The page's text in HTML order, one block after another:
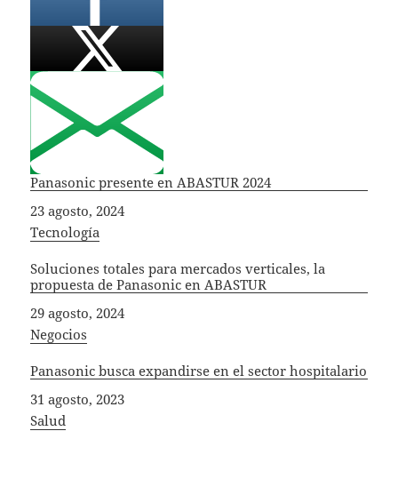
Panasonic presente en ABASTUR 2024
Fecha
23 agosto, 2024
In relation to
Tecnología
Soluciones totales para mercados verticales, la
propuesta de Panasonic en ABASTUR
Fecha
29 agosto, 2024
In relation to
Negocios
Panasonic busca expandirse en el sector hospitalario
Fecha
31 agosto, 2023
In relation to
Salud